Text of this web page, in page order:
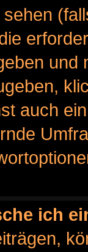
und
auch
ich